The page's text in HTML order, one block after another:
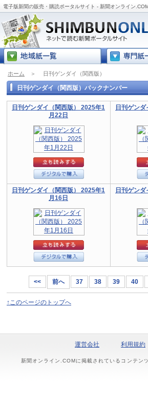
電子版新聞の販売・購読ポータルサイト - 新聞オンライン
ホーム ＞ 日刊ゲンダイ（関西版）
日刊ゲンダイ（関西版）バックナンバー
日刊ゲンダイ（関西版） 2025年1
月22日
日刊ゲン
日刊ゲンダイ（関西版） 2025年1
月16日
日刊ゲン
<< 前へ 37 38 39 40
↑このページのトップへ
運営会社 利用規約
新聞オンライン.COMに掲載されているコンテン